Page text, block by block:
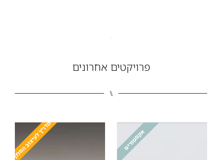
פרויקטים אחרונים
⑊
אקססוריס מדריך לעיצוב הסלון